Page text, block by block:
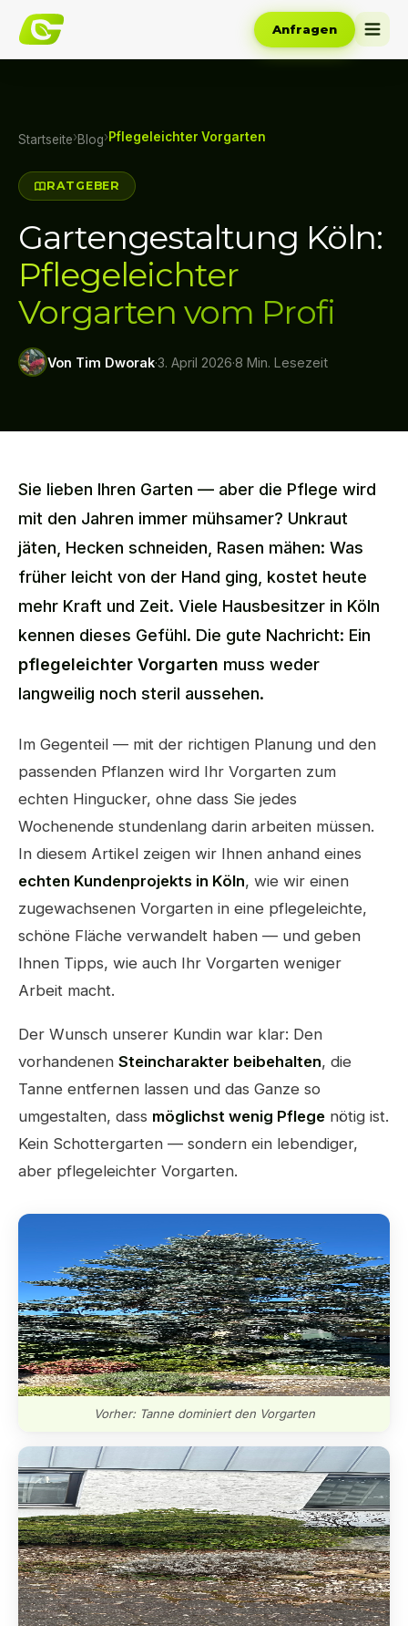
Anfragen
Startseite›Blog›Pflegeleichter Vorgarten
RATGEBER
Gartengestaltung Köln:
Pflegeleichter
Vorgarten vom Profi
Von Tim Dworak·3. April 2026·8 Min. Lesezeit
Sie lieben Ihren Garten — aber die Pflege wird
mit den Jahren immer mühsamer? Unkraut
jäten, Hecken schneiden, Rasen mähen: Was
früher leicht von der Hand ging, kostet heute
mehr Kraft und Zeit. Viele Hausbesitzer in Köln
kennen dieses Gefühl. Die gute Nachricht: Ein
pflegeleichter Vorgarten muss weder
langweilig noch steril aussehen.
Im Gegenteil — mit der richtigen Planung und den
passenden Pflanzen wird Ihr Vorgarten zum
echten Hingucker, ohne dass Sie jedes
Wochenende stundenlang darin arbeiten müssen.
In diesem Artikel zeigen wir Ihnen anhand eines
echten Kundenprojekts in Köln, wie wir einen
zugewachsenen Vorgarten in eine pflegeleichte,
schöne Fläche verwandelt haben — und geben
Ihnen Tipps, wie auch Ihr Vorgarten weniger
Arbeit macht.
Der Wunsch unserer Kundin war klar: Den
vorhandenen Steincharakter beibehalten, die
Tanne entfernen lassen und das Ganze so
umgestalten, dass möglichst wenig Pflege nötig ist.
Kein Schottergarten — sondern ein lebendiger,
aber pflegeleichter Vorgarten.
Vorher: Tanne dominiert den Vorgarten